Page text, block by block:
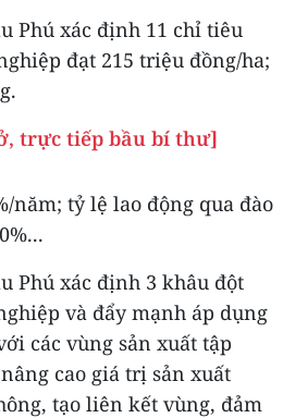
Phú xác định 11 chỉ tiêu
đạt 215 triệu đồng/ha;
trực tiếp bầu bí thư]
năm; tỷ lệ lao động qua đào
Phú xác định 3 khâu đột
và đẩy mạnh áp dụng
các vùng sản xuất tập
cao giá trị sản xuất
tạo liên kết vùng, đảm